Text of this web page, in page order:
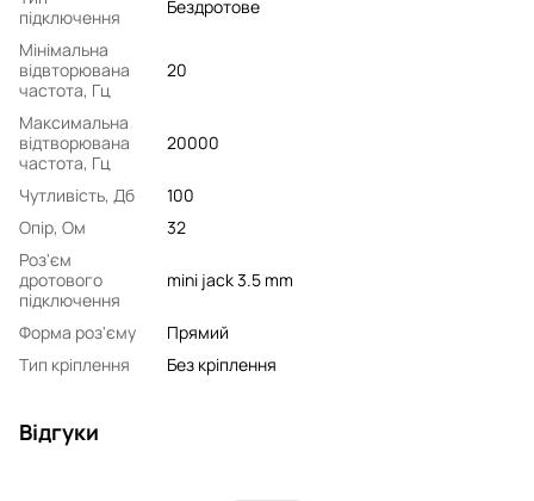
підключення
Бездротове
Мінімальна
відвторювана
частота, Гц
20
Максимальна
відтворювана
частота, Гц
20000
Чутливість, Дб
100
Опір, Ом
32
Роз'єм
дротового
підключення
mini jack 3.5 mm
Форма роз'єму
Прямий
Тип кріплення
Без кріплення
Відгуки